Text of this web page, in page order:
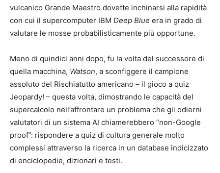
vulcanico Grande Maestro dovette inchinarsi alla rapidità
con cui il supercomputer IBM Deep Blue era in grado di
valutare le mosse probabilisticamente più opportune.
Meno di quindici anni dopo, fu la volta del successore di
quella macchina, Watson, a sconfiggere il campione
assoluto del Rischiatutto americano – il gioco a quiz
Jeopardy! – questa volta, dimostrando le capacità del
supercalcolo nell’affrontare un problema che gli odierni
valutatori di un sistema AI chiamerebbero “non-Google
proof”: rispondere a quiz di cultura generale molto
complessi attraverso la ricerca in un database indicizzato
di enciclopedie, dizionari e testi.